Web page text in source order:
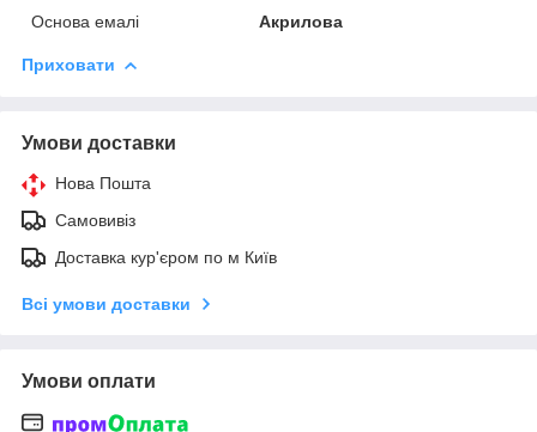
Основа емалі
Акрилова
Приховати
Умови доставки
Нова Пошта
Самовивіз
Доставка кур'єром по м Київ
Всі умови доставки
Умови оплати